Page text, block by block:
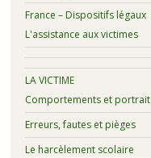
France – Dispositifs légaux
L'assistance aux victimes
LA VICTIME
Comportements et portrait
Erreurs, fautes et pièges
Le harcèlement scolaire